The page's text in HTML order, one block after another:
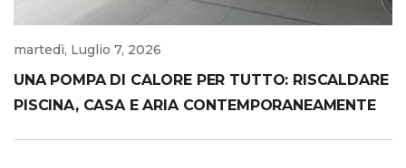
martedì, Luglio 7, 2026
UNA POMPA DI CALORE PER TUTTO: RISCALDARE
PISCINA, CASA E ARIA CONTEMPORANEAMENTE